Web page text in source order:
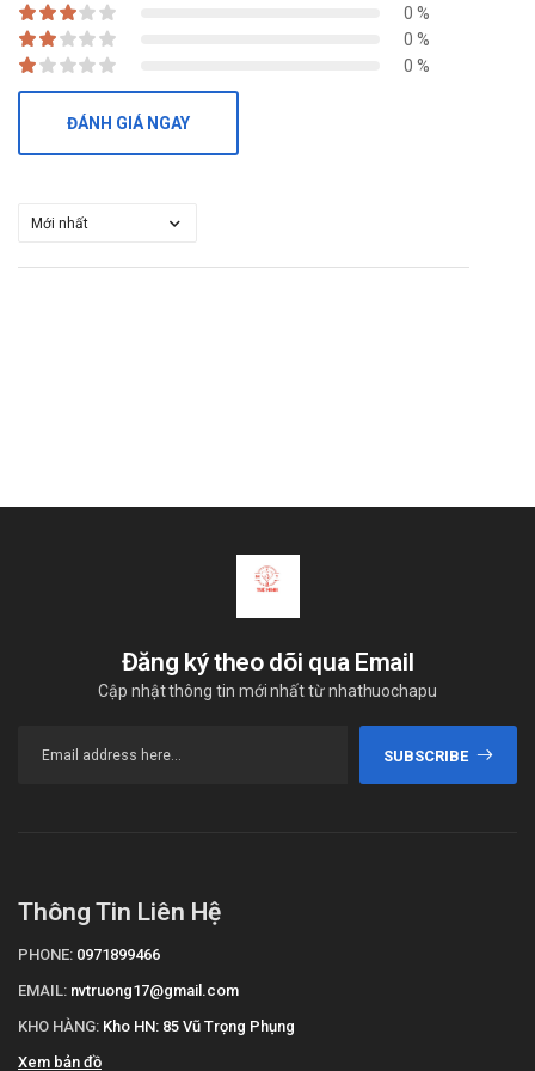
thời điểm hiện tại.
Mua XLCefuz-100 ở đâu?
Mua hàng chính hãng sản phẩm
Minh bằng cách:
Mua hàng trực tiếp tại cửa hàng
Hoặc gọi ngay số hotline:
0 %
0 %
0 %
ĐÁNH GIÁ NGAY
Đăng ký theo dõi qua Email
Cập nhật thông tin mới nhất từ nhathuochapu
SUBSCRIBE
Thông Tin Liên Hệ
PHONE: 0971899466
EMAIL: nvtruong17@gmail.com
KHO HÀNG: Kho HN: 85 Vũ Trọng Phụng
Xem bản đồ